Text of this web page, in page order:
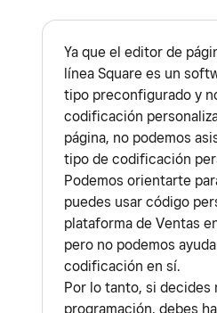
Ya que el editor de
línea Square es un
tipo preconfigurado y
codificación
página, no podemos
tipo de codificación
Podemos orientarte
puedes usar código
plataforma de Ventas
pero no podemos
codificación en sí.
Por lo tanto, si decides
programación, debes